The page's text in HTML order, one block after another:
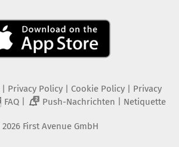
Privacy Policy| Cookie Policy| Privacy
FAQ| 2 Push-Nachrichten Netiquette
2026 First Avenue GmbH